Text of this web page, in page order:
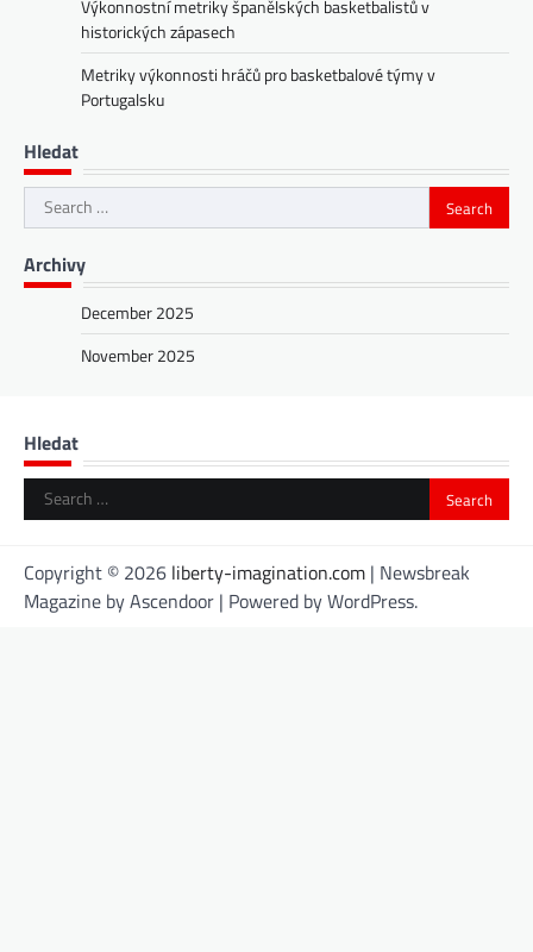
Výkonnostní metriky španělských basketbalistů v
historických zápasech
Metriky výkonnosti hráčů pro basketbalové týmy v
Portugalsku
Hledat
Search
for:
Archivy
December 2025
November 2025
Hledat
Search
for:
Copyright © 2026 liberty-imagination.com | Newsbreak
Magazine byAscendoor | Powered byWordPress.